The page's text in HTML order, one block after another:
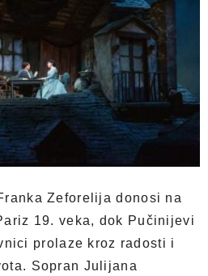
Zeforelija donosi na
19. veka, dok Pučinijevi
prolaze kroz radosti i
Sopran Julijana